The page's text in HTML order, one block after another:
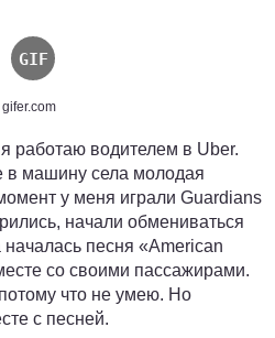
gifer.com
работаю водителем в Uber.
машину села молодая
у меня играли Guardians
начали обмениваться
песня «American
со своими пассажирами.
что не умею. Но
с песней.